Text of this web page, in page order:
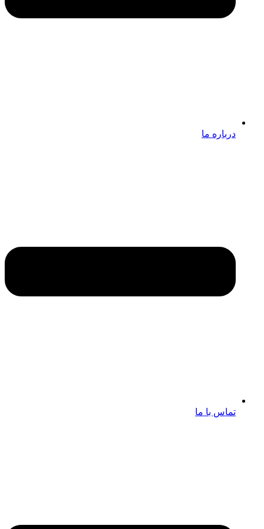
درباره ما
تماس با ما